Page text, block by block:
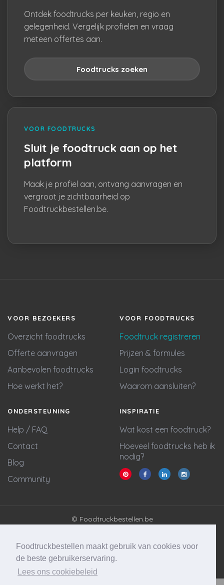
Foodtruckbestellen maakt gebruik van cookies voor
de beste gebruikerservaring.
Lees ons cookiebeleid
Ontdek foodtrucks per keuken, regio en
gelegenheid. Vergelijk profielen en vraag
meteen offertes aan.
Foodtrucks zoeken
VOOR FOODTRUCKS
Sluit je foodtruck aan op het
platform
Maak je profiel aan, ontvang aanvragen en
vergroot je zichtbaarheid op
Foodtruckbestellen.be.
VOOR BEZOEKERS
Overzicht foodtrucks
Offerte aanvragen
Aanbevolen foodtrucks
Hoe werkt het?
VOOR FOODTRUCKS
Foodtruck registreren
Prijzen & formules
Login foodtrucks
Waarom aansluiten?
ONDERSTEUNING
Help / FAQ
Contact
Blog
Community
INSPIRATIE
Wat kost een foodtruck?
Hoeveel foodtrucks heb ik
nodig?
© Foodtruckbestellen.be
Cookie statement
Website & marketing door